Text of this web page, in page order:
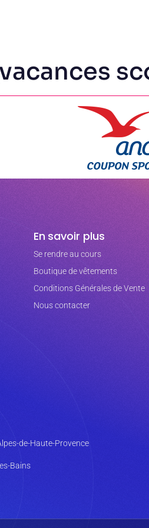
En savoir plus
Se rendre au cours
Boutique de vêtements
Conditions Générales de Vente
Nous contacter
de-Haute-Provence
Bains